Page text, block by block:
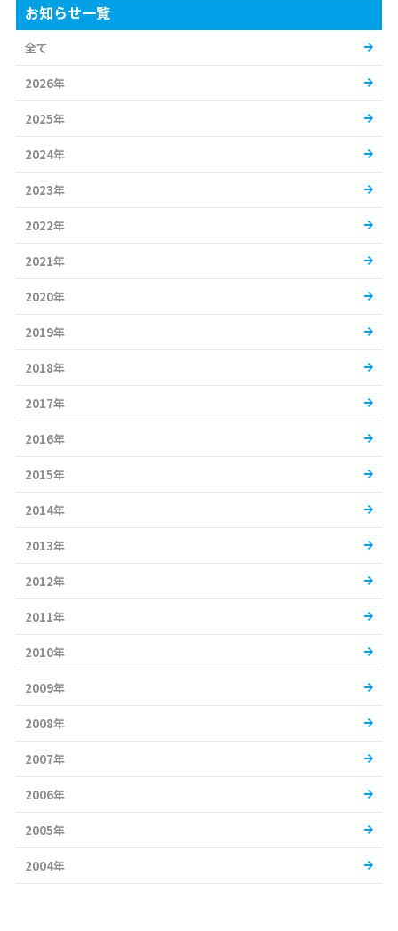
お知らせ一覧
全て
2026年
2025年
2024年
2023年
2022年
2021年
2020年
2019年
2018年
2017年
2016年
2015年
2014年
2013年
2012年
2011年
2010年
2009年
2008年
2007年
2006年
2005年
2004年